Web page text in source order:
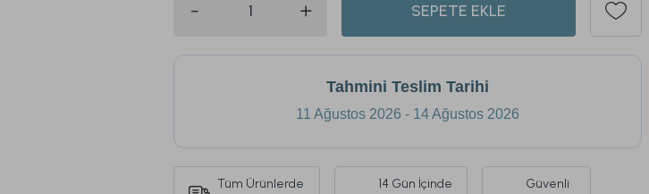
SEPETE EKLE
Tahmini Teslim Tarihi
11 Ağustos 2026 - 14 Ağustos 2026
Tüm Ürünlerde
14 Gün İçinde
Güvenli